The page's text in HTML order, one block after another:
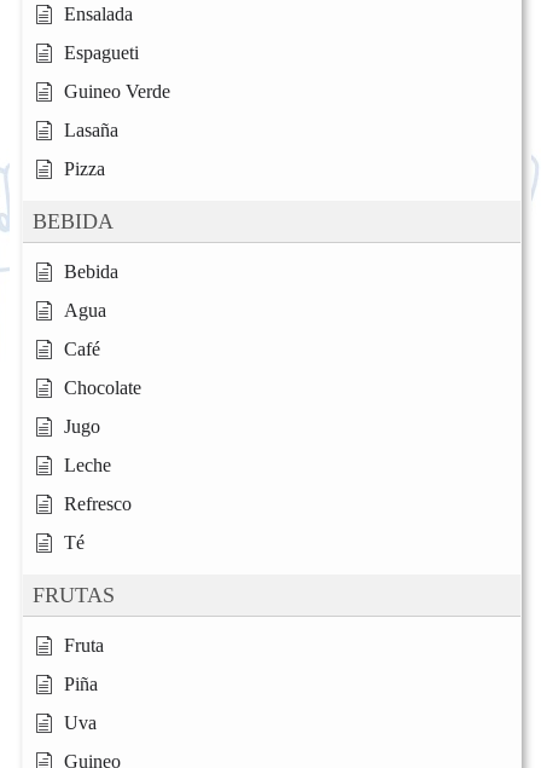
Ensalada
Espagueti
Guineo Verde
Lasaña
Pizza
BEBIDA
Bebida
Agua
Café
Chocolate
Jugo
Leche
Refresco
Té
FRUTAS
Fruta
Piña
Uva
Guineo